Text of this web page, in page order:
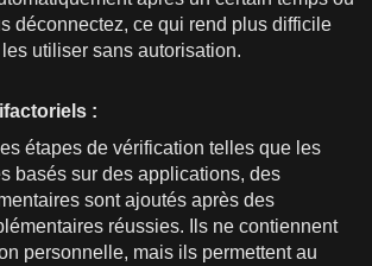
déconnectez, ce qui rend plus difficile
utiliser sans autorisation.
:
étapes de vérification telles que les
basés sur des applications, des
sont ajoutés après des
réussies. Ils ne contiennent
personnelle, mais ils permettent au